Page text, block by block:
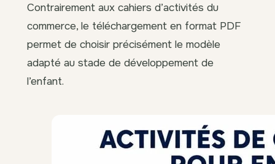
Contrairement aux cahiers d’activités du
commerce, le téléchargement en format PDF
permet de choisir précisément le modèle
adapté au stade de développement de
l’enfant.